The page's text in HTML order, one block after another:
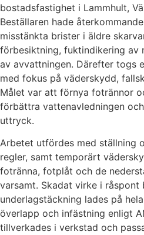
bostadsfastighet i Lammhult,
Beställaren hade
misstänkta brister i äldre
förbesiktning, fuktindikering av
av avvattningen. Därefter togs
med fokus på väderskydd,
Målet var att förnya fotrännor
förbättra vattenavledningen
uttryck.
Arbetet utfördes med ställning
regler, samt temporärt
fotränna, fotplåt och de
varsamt. Skadat virke i råspont
underlagstäckning lades på
överlapp och infästning enligt
tillverkades i verkstad och